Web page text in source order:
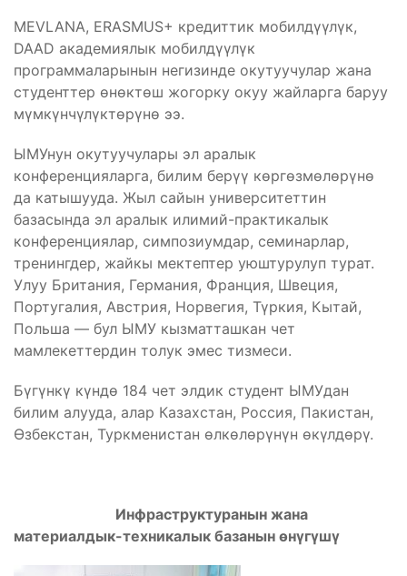
MEVLANA, ERASMUS+ кредиттик мобилдүүлүк,
DAAD академиялык мобилдүүлүк
программаларынын негизинде окутуучулар жана
студенттер өнөктөш жогорку окуу жайларга баруу
мүмкүнчүлүктөрүнө ээ.
ЫМУнун окутуучулары эл аралык
конференцияларга, билим берүү көргөзмөлөрүнө
да катышууда. Жыл сайын университеттин
базасында эл аралык илимий-практикалык
конференциялар, симпозиумдар, семинарлар,
тренингдер, жайкы мектептер уюштурулуп турат.
Улуу Британия, Германия, Франция, Швеция,
Португалия, Австрия, Норвегия, Түркия, Кытай,
Польша — бул ЫМУ кызматташкан чет
мамлекеттердин толук эмес тизмеси.
Бүгүнкү күндө 184 чет элдик студент ЫМУдан
билим алууда, алар Казахстан, Россия, Пакистан,
Өзбекстан, Туркменистан өлкөлөрүнүн өкүлдөрү.
Инфраструктуранын жана
материалдык-техникалык базанын өнүгүшү